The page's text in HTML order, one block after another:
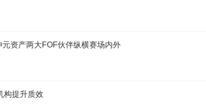
资产两大FOF伙伴纵横赛场内外
构提升质效